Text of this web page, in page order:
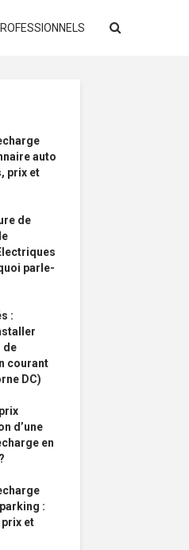
auto
prix et
de
parle-
:
de
courant
DC)
d’une
en
:
et